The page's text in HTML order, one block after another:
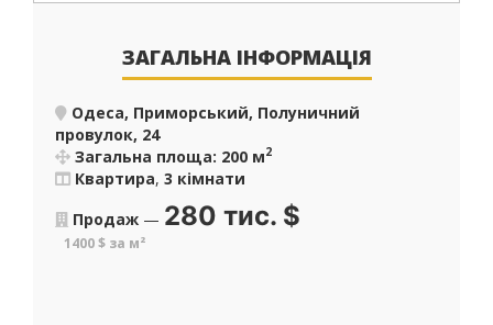
ЗАГАЛЬНА ІНФОРМАЦІЯ
Одеса, Приморський, Полуничний
провулок, 24
Загальна площа: 200 м2
Квартира, 3 кімнати
Продаж — 280 тис. $
1400 $ за м²